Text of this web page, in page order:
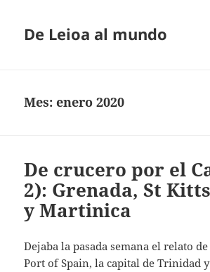
De Leioa al mundo
Mes:enero 2020
De crucero por el
2): Grenada, St
y Martinica
Dejaba la pasada semana el relato
Port of Spain, la capital de Trinidad y